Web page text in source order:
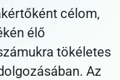
célom,
élő
tökéletes
Az